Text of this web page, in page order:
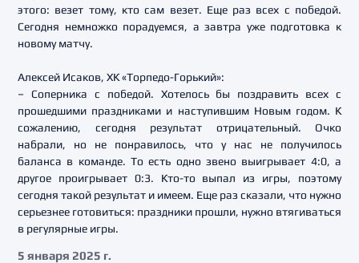
этого: везет тому, кто сам везет. Еще раз всех с победой.
Сегодня немножко порадуемся, а завтра уже подготовка к
новому матчу.
Алексей Исаков, ХК «Торпедо-Горький»:
– Соперника с победой. Хотелось бы поздравить всех с
прошедшими праздниками и наступившим Новым годом. К
сожалению, сегодня результат отрицательный. Очко
набрали, но не понравилось, что у нас не получилось
баланса в команде. То есть одно звено выигрывает 4:0, а
другое проигрывает 0:3. Кто-то выпал из игры, поэтому
сегодня такой результат и имеем. Еще раз сказали, что нужно
серьезнее готовиться: праздники прошли, нужно втягиваться
в регулярные игры.
5 января 2025 г.